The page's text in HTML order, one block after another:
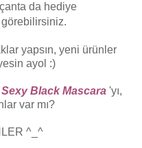
da hediye
yapsın, yeni ürünler
ayol :)
Black Mascara 'yı,
var mı?
^_^